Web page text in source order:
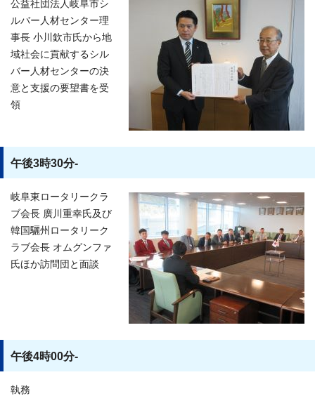
公益社団法人岐阜市シ
ルバー人材センター理
事長 小川欽市氏から地
域社会に貢献するシル
バー人材センターの決
意と支援の要望書を受
領
午後3時30分-
岐阜東ロータリークラ
ブ会長 廣川重幸氏及び
韓国驪州ロータリーク
ラブ会長 オムグンファ
氏ほか訪問団と面談
午後4時00分-
執務